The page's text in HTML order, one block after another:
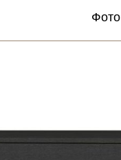
Фото